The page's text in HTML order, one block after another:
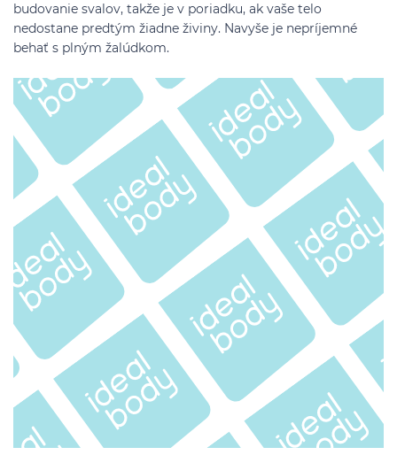
budovanie svalov, takže je v poriadku, ak vaše telo
nedostane predtým žiadne živiny. Navyše je nepríjemné
behať s plným žalúdkom.